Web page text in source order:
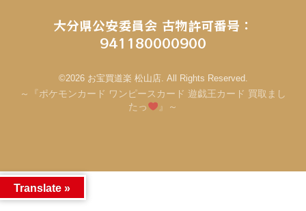
大分県公安委員会 古物許可番号：
941180000900
©2026 お宝買道楽 松山店. All Rights Reserved.
～『ポケモンカード ワンピースカード 遊戯王カード 買取まし
たっ
』～
Translate »